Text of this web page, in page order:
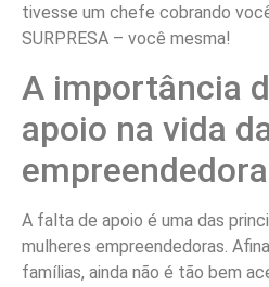
tivesse um chefe cobrando
SURPRESA – você mesma!
A importância
apoio na vida
A falta de apoio é uma das
mulheres empreendedoras.
famílias, ainda não é tão bem